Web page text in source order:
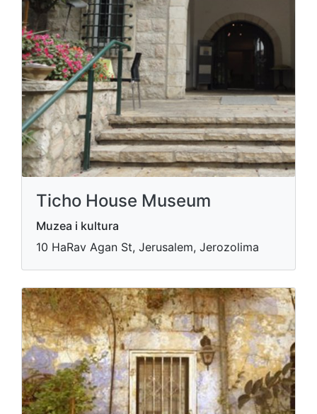
Ticho House Museum
Muzea i kultura
10 HaRav Agan St, Jerusalem, Jerozolima